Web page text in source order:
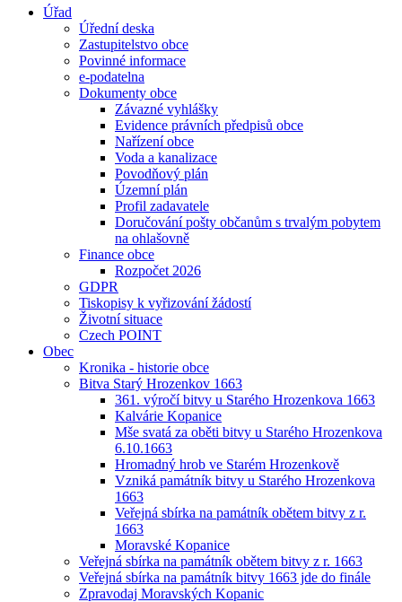
Úřad
Úřední deska
Zastupitelstvo obce
Povinné informace
e-podatelna
Dokumenty obce
Závazné vyhlášky
Evidence právních předpisů obce
Nařízení obce
Voda a kanalizace
Povodňový plán
Územní plán
Profil zadavatele
Doručování pošty občanům s trvalým pobytem
na ohlašovně
Finance obce
Rozpočet 2026
GDPR
Tiskopisy k vyřizování žádostí
Životní situace
Czech POINT
Obec
Kronika - historie obce
Bitva Starý Hrozenkov 1663
361. výročí bitvy u Starého Hrozenkova 1663
Kalvárie Kopanice
Mše svatá za oběti bitvy u Starého Hrozenkova
6.10.1663
Hromadný hrob ve Starém Hrozenkově
Vzniká památník bitvy u Starého Hrozenkova
1663
Veřejná sbírka na památník obětem bitvy z r.
1663
Moravské Kopanice
Veřejná sbírka na památník obětem bitvy z r. 1663
Veřejná sbírka na památník bitvy 1663 jde do finále
Zpravodaj Moravských Kopanic